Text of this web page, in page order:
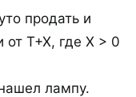
продать и
от T+X, где X > 0
лампу.